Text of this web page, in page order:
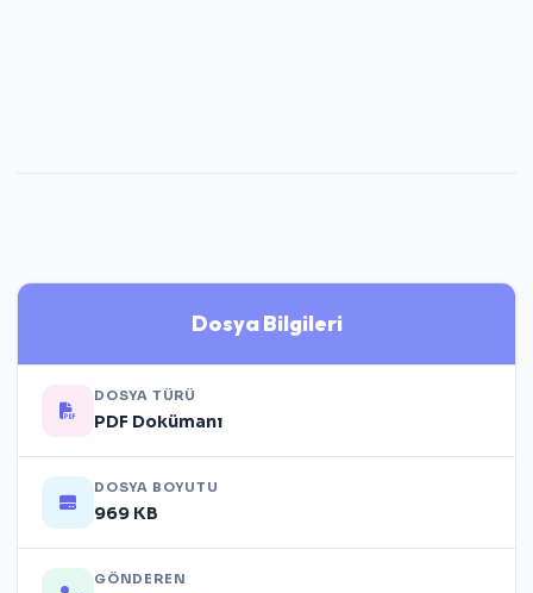
Dosya Bilgileri
DOSYA TÜRÜ
PDF Dokümanı
DOSYA BOYUTU
969 KB
GÖNDEREN